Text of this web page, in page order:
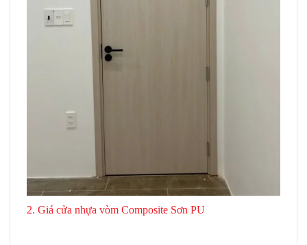
2. Giá cửa nhựa vòm Composite Sơn PU